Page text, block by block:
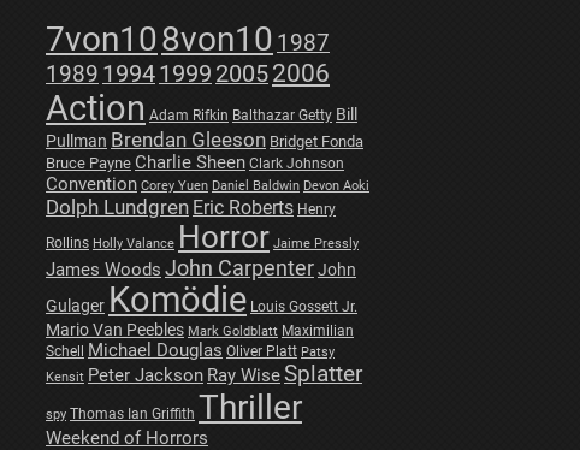
7von108von10 1987
1989 19941999 20052006
Action Adam Rifkin Balthazar Getty Bill
Pullman Brendan Gleeson Bridget Fonda
Bruce Payne Charlie Sheen Clark Johnson
Convention Corey Yuen Daniel Baldwin Devon Aoki
Dolph Lundgren Eric Roberts Henry
Rollins Holly Valance Horror Jaime Pressly
James Woods John CarpenterJohn
Gulager Komödie Louis Gossett Jr.
Mario Van Peebles Mark Goldblatt Maximilian
Schell
Michael Douglas Oliver Platt Patsy
Kensit Peter Jackson Ray WiseSplatter
spy Thomas Ian Griffith Thriller
Weekend of Horrors